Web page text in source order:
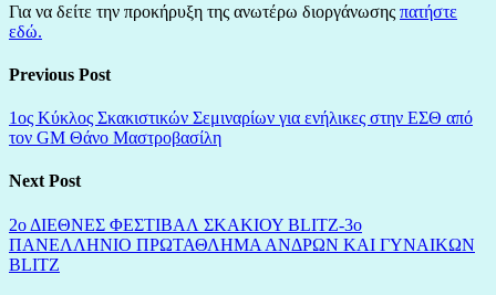
Για να δείτε την προκήρυξη της ανωτέρω διοργάνωσης πατήστε
εδώ.
Previous Post
1ος Κύκλος Σκακιστικών Σεμιναρίων για ενήλικες στην ΕΣΘ από
τον GM Θάνο Μαστροβασίλη
Next Post
2ο ΔΙΕΘΝΕΣ ΦΕΣΤΙΒΑΛ ΣΚΑΚΙΟΥ BLITZ-3ο
ΠΑΝΕΛΛΗΝΙΟ ΠΡΩΤΑΘΛΗΜΑ ΑΝΔΡΩΝ ΚΑΙ ΓΥΝΑΙΚΩΝ
BLITZ